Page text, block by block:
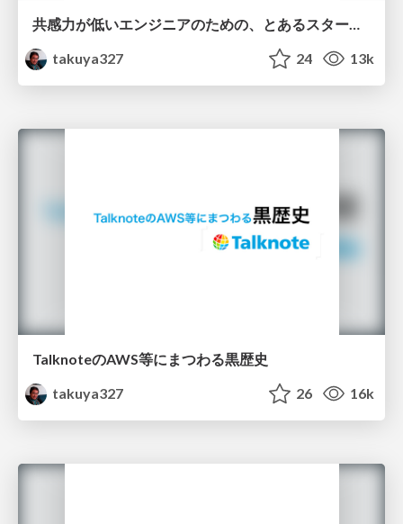
takuya327
24 13k
TalknoteのAWS等にまつわる黒歴史
takuya327
26 16k